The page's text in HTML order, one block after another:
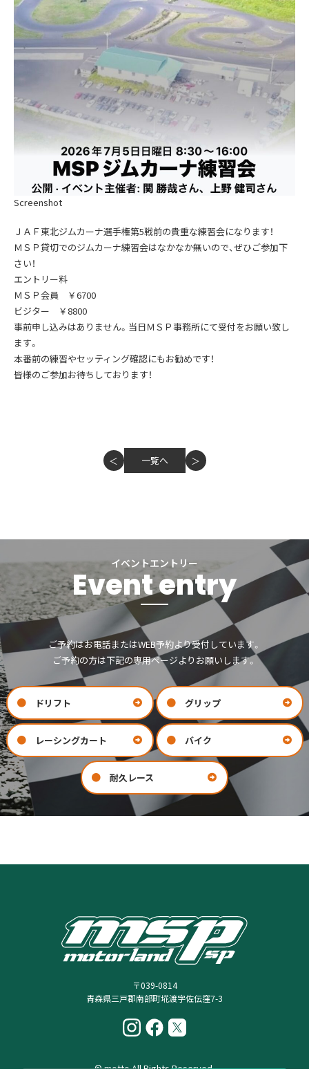
Screenshot
ＪＡＦ東北ジムカーナ選手権第5戦前の貴重な練習会になります！
ＭＳＰ貸切でのジムカーナ練習会はなかなか無いので、ぜひご参加下
さい！
エントリー料
ＭＳＰ会員 ￥6700
ビジター ￥8800
事前申し込みはありません。当日ＭＳＰ事務所にて受付をお願い致し
ます。
本番前の練習やセッティング確認にもお勧めです！
皆様のご参加お待ちしております！
＜ 一覧へ ＞
イベントエントリー
Event entry
ご予約はお電話またはWEB予約より受付しています。
ご予約の方は下記の専用ページよりお願いします。
ドリフト グリップ
レーシングカート バイク
耐久レース
お問い合わせ
会社案内
〒039-0814
青森県三戸郡南部町埖渡字佐伝窪7-3